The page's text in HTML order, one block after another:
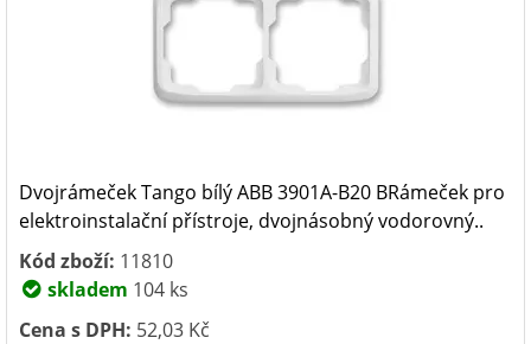
Dvojrámeček Tango bílý ABB 3901A-B20 BRámeček pro
elektroinstalační přístroje, dvojnásobný vodorovný..
Kód zboží: 11810
skladem 104 ks
Cena s DPH: 52,03 Kč